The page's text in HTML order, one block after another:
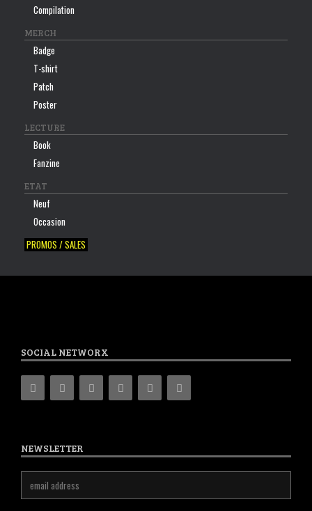
Compilation
MERCH
Badge
T-shirt
Patch
Poster
LECTURE
Book
Fanzine
ETAT
Neuf
Occasion
PROMOS / SALES
SOCIAL NETWORX
NEWSLETTER